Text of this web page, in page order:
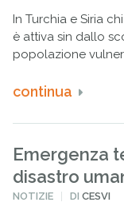
In Turchia e Siria
è attiva sin dallo
popolazione
continua
Emergenza
disastro
PUBBLICATO
NOTIZIE DICESVI